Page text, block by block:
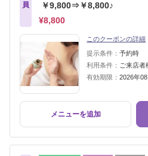
員
￥9,800⇒￥8,800♪
¥8,800
このクーポンの詳細
提示条件： 予約時
利用条件： ご来店者
有効期限： 2026年
メニューを追加